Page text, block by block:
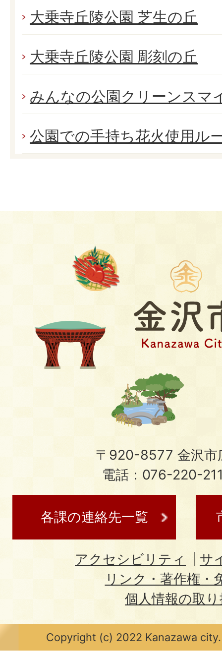
大乗寺丘陵公園 芝生の丘
大乗寺丘陵公園 彫刻の丘
みんなの公園クリーンスマ
公園での手持ち花火使用ル
〒920-8577 金沢市
電話：076-220-
各課の連絡先一覧
アクセシビリティ
サ
リンク・著作権・
個人情報の取
Copyright (c) 2022 Kanazawa